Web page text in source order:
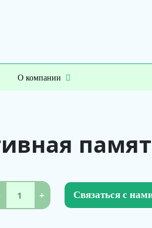
О компании
+ Связаться с